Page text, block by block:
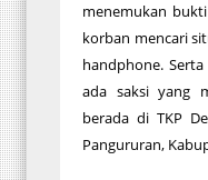
menemukan
korban mencari
handphone.
ada saksi yang
berada di TKP
Pangururan,